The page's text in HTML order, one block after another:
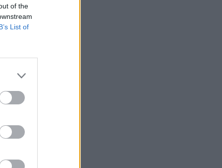
of the
List of